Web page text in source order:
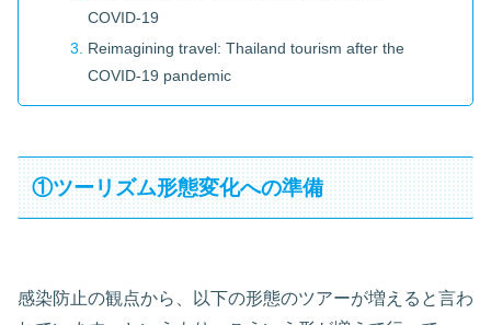
COVID-19
Reimagining travel: Thailand tourism after the
COVID-19 pandemic
①ツーリズム形態変化への準備
感染防止の観点から、以下の形態のツアーが増えると言わ